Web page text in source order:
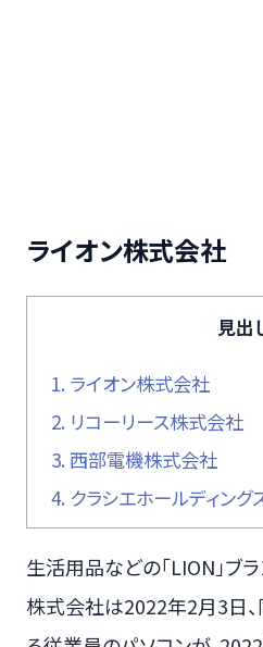
ライオン株式会社
見出
1. ライオン株式会社
2. リコーリース株式会社
3. 西部電機株式会社
4. クラシエホールディン
生活用品などの「LION」ブ
株式会社は2022年2月3日